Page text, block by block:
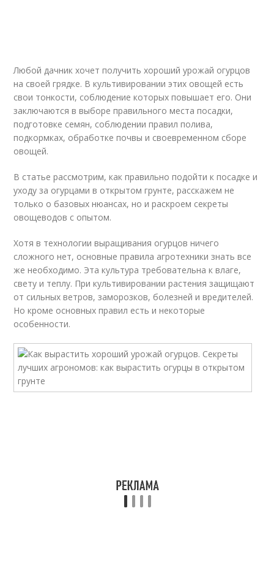
Любой дачник хочет получить хороший урожай огурцов
на своей грядке. В культивировании этих овощей есть
свои тонкости, соблюдение которых повышает его. Они
заключаются в выборе правильного места посадки,
подготовке семян, соблюдении правил полива,
подкормках, обработке почвы и своевременном сборе
овощей.
В статье рассмотрим, как правильно подойти к посадке и
уходу за огурцами в открытом грунте, расскажем не
только о базовых нюансах, но и раскроем секреты
овощеводов с опытом.
Хотя в технологии выращивания огурцов ничего
сложного нет, основные правила агротехники знать все
же необходимо. Эта культура требовательна к влаге,
свету и теплу. При культивировании растения защищают
от сильных ветров, заморозков, болезней и вредителей.
Но кроме основных правил есть и некоторые
особенности.